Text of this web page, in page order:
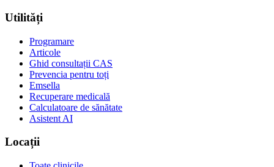
Utilități
Programare
Articole
Ghid consultații CAS
Prevencia pentru toți
Emsella
Recuperare medicală
Calculatoare de sănătate
Asistent AI
Locații